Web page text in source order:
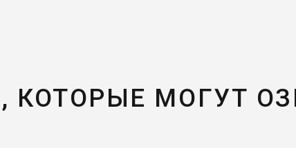
КОТОРЫЕ МОГУТ